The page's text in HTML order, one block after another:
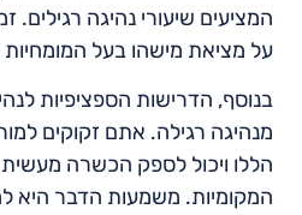
המציעים שיעורי נהיגה רגילים.
על מציאת מישהו בעל המומחיות
בנוסף, הדרישות הספציפיות
מנהיגה רגילה. אתם זקוקים
הללו ויכול לספק הכשרה
המקומיות. משמעות הדבר היא